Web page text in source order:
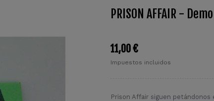
PRISON AFFAIR -
11,00 €
Impuestos incluidos
Prison Affair siguen